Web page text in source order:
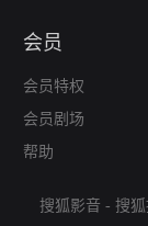
会员
会员特权
会员剧场
帮助
搜狐影音 - 搜